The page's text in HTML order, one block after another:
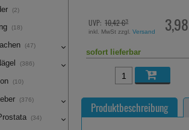
³
Versand
inkl. MwSt zzgl.
10,89 €pro 1 l
sofort lieferbar
Produktbeschreibung
(2)
(18)
(47)
(386)
(10)
(376)
(34)